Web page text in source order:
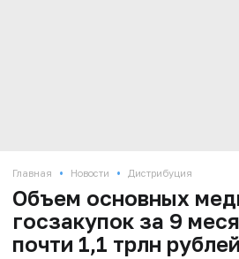
Главная • Новости • Дистрибуция
Объем основных
госзакупок за 9
почти 1,1 трлн рублей